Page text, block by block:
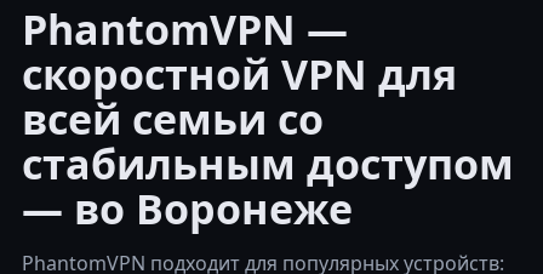
PhantomVPN —
скоростной VPN для
всей семьи со
стабильным доступом
— во Воронеже
PhantomVPN подходит для популярных устройств: